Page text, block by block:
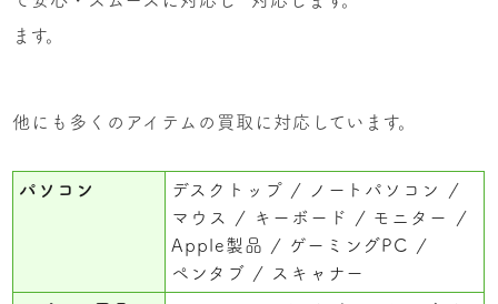
ます。
他にも多くのアイテムの買取に対応しています。
パソコン デスクトップ
ノートパソコン
マウス
キーボード
モニター
Apple製品
ゲーミングPC
ペンタブ
スキャナー